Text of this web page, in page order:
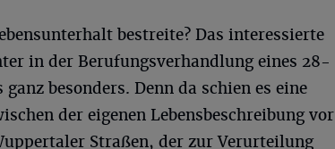
bestreite? Das interessierte
in der Berufungsverhandlung eines 28-
besonders. Denn da schien es eine
der eigenen Lebensbeschreibung vor
Straßen, der zur Verurteilung